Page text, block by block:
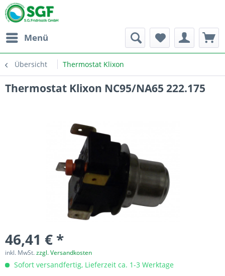
Menü
Übersicht Thermostat Klixon
Thermostat Klixon NC95/NA65 222.175
46,41 € *
inkl. MwSt.zzgl. Versandkosten
Sofort versandfertig, Lieferzeit ca. 1-3 Werktage